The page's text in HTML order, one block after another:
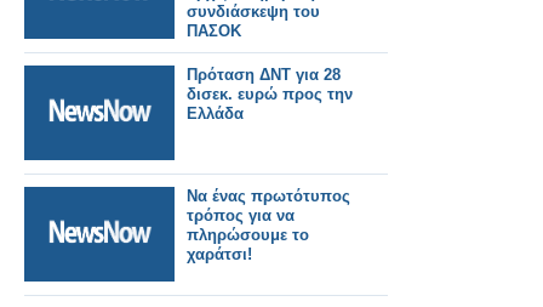
συνδιάσκεψη του
ΠΑΣΟΚ
Πρόταση ΔΝΤ για 28
δισεκ. ευρώ προς την
Ελλάδα
Να ένας πρωτότυπος
τρόπος για να
πληρώσουμε το
χαράτσι!